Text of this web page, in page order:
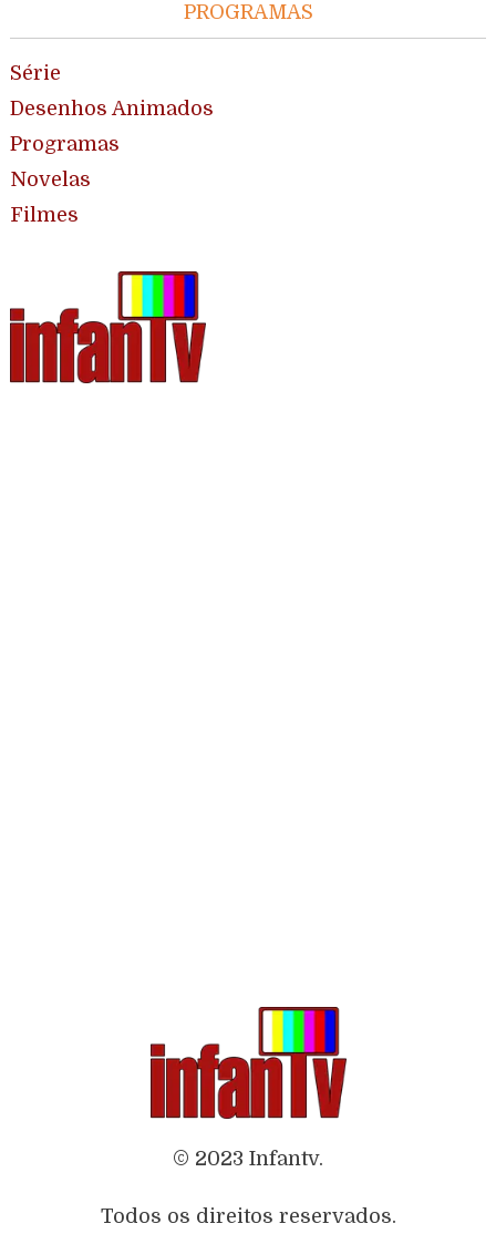
PROGRAMAS
Série
Desenhos Animados
Programas
Novelas
Filmes
© 2023 Infantv.
Todos os direitos reservados.